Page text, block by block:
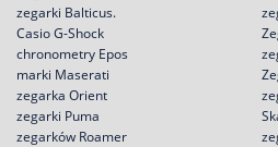
zegarki Balticus.
Casio G-Shock
chronometry Epos
marki Maserati
zegarka Orient
zegarki Puma
zegarków Roamer